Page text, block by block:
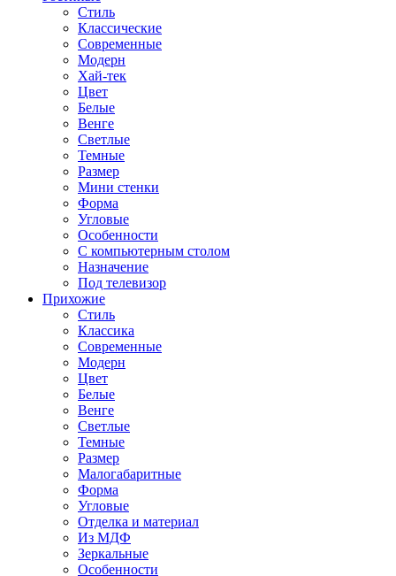
Стиль
Классические
Современные
Модерн
Хай-тек
Цвет
Белые
Венге
Светлые
Темные
Размер
Мини стенки
Форма
Угловые
Особенности
С компьютерным столом
Назначение
Под телевизор
Прихожие
Стиль
Классика
Современные
Модерн
Цвет
Белые
Венге
Светлые
Темные
Размер
Малогабаритные
Форма
Угловые
Отделка и материал
Из МДФ
Зеркальные
Особенности